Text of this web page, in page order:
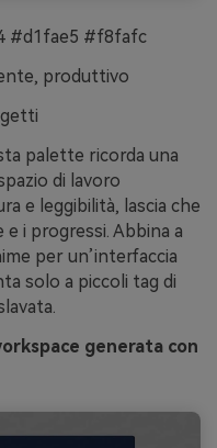
#d1fae5 #f8fafc
produttivo
palette ricorda una
di lavoro
e leggibilità, lascia che
i progressi. Abbina a
per un’interfaccia
solo a piccoli tag di
generata con